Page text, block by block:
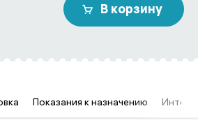
В корзину
Показания к назначению